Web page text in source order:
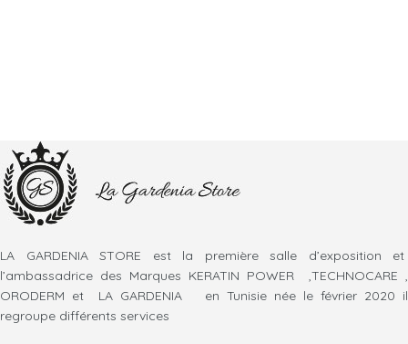
LA GARDENIA STORE est la première salle d’exposition et
l’ambassadrice des Marques KERATIN POWER ,TECHNOCARE ,
ORODERM et LA GARDENIA en Tunisie née le février 2020 il
regroupe différents services